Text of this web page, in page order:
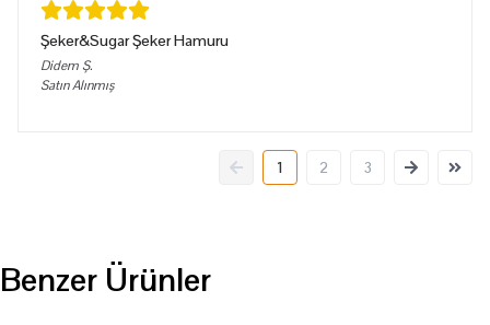
Şeker&Sugar Şeker Hamuru
Didem Ş.
Satın Alınmış
1 2 3
Benzer Ürünler